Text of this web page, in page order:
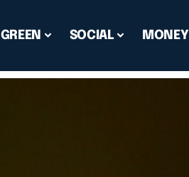
GREEN SOCIAL MONEY